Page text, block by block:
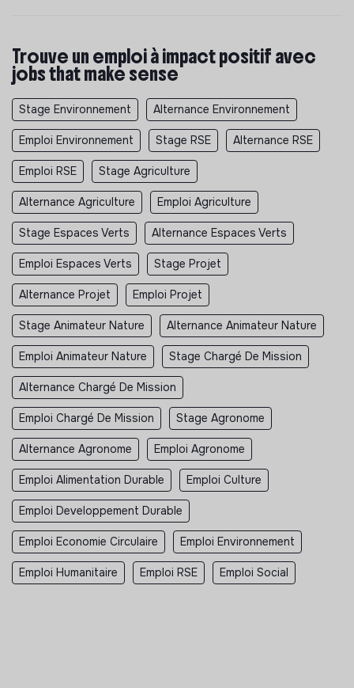
Trouve un emploi à impact positif avec
jobs that make sense
Stage Environnement Alternance Environnement
Emploi Environnement Stage RSE Alternance RSE
Emploi RSE Stage Agriculture
Alternance Agriculture Emploi Agriculture
Stage Espaces Verts Alternance Espaces Verts
Emploi Espaces Verts Stage Projet
Alternance Projet Emploi Projet
Stage Animateur Nature Alternance Animateur Nature
Emploi Animateur Nature Stage Chargé De Mission
Alternance Chargé De Mission
Emploi Chargé De Mission Stage Agronome
Alternance Agronome Emploi Agronome
Emploi Alimentation Durable Emploi Culture
Emploi Developpement Durable
Emploi Economie Circulaire Emploi Environnement
Emploi Humanitaire Emploi RSE Emploi Social